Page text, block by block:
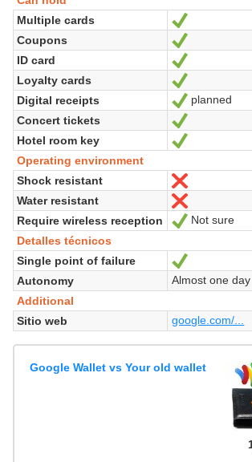
Multiple cards
Sí
Coupons
ID card
Sí
Loyalty cards
Digital receipts
Sí
planned
Concert tickets
Hotel room key
Sí
Operating environment
Shock resistant
No
Water resistant
No
Require wireless reception
Sí
Not sure
Detalles técnicos
Single point of failure
Sí
Autonomy
Almost one day
Additional
Sitio web
google.com/...
Google Wallet vs Your old wallet